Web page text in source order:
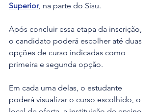
Superior, na parte do Sisu.
Após concluir essa etapa da inscrição,
o candidato poderá escolher até duas
opções de curso indicadas como
primeira e segunda opção.
Em cada uma delas, o estudante
poderá visualizar o curso escolhido, o